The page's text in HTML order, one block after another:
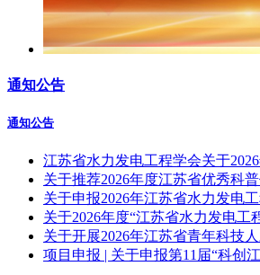
通知公告
通知公告
江苏省水力发电工程学会关于
关于推荐2026年度江苏省优秀科
关于申报2026年江苏省水力发电
关于2026年度“江苏省水力发电
关于开展2026年江苏省青年科技
项目申报 | 关于申报第11届“科创